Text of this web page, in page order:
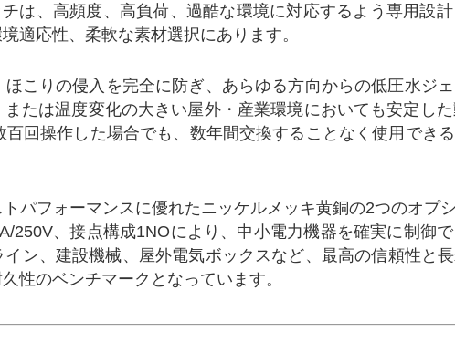
は、高頻度、高負荷、過酷な環境に対応するよう専用設
適応性、柔軟な素材選択にあります。
こりの侵入を完全に防ぎ、あらゆる方向からの低圧水
たは温度変化の大きい屋外・産業環境においても安定し
回操作した場合でも、数年間交換することなく使用でき
パフォーマンスに優れたニッケルメッキ黄銅の2つのオプ
250V、接点構成1NOにより、中小電力機器を確実に制御
ン、建設機械、屋外電気ボックスなど、最高の信頼性と
性のベンチマークとなっています。